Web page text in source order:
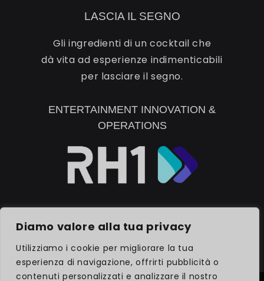
Diamo valore alla tua privacy
Utilizziamo i cookie per migliorare la tua
esperienza di navigazione, offrirti pubblicità o
contenuti personalizzati e analizzare il nostro
LASCIA IL SEGNO
Gli ingredienti di un cocktail che
dà vita ad esperienze indimenticabili
per lasciare il segno.
ENTERTAINMENT INNOVATION &
OPERATIONS
SCOPRI RH1